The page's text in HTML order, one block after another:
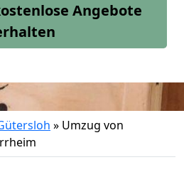
Angebote
» Umzug von